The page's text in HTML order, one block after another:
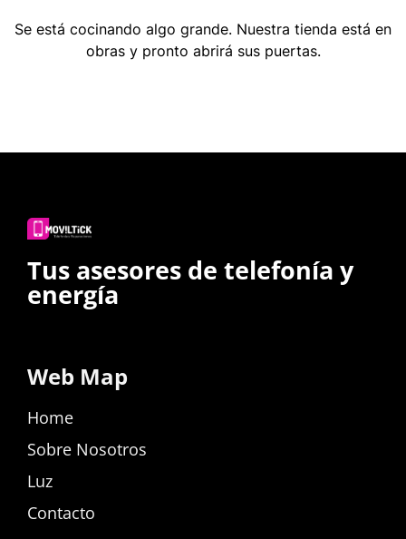
Se está cocinando algo grande. Nuestra tienda está en
obras y pronto abrirá sus puertas.
Tus asesores de telefonía y
energía
Web Map
Home
Sobre Nosotros
Luz
Contacto